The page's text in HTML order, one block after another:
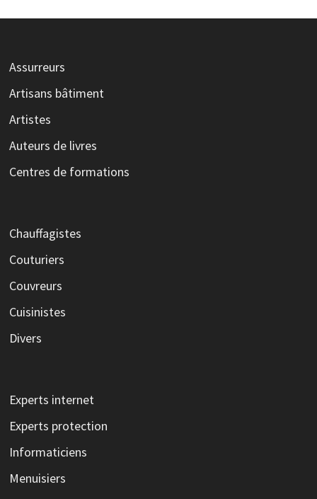
Assurreurs
Artisans bâtiment
Artistes
Auteurs de livres
Centres de formations
Chauffagistes
Couturiers
Couvreurs
Cuisinistes
Divers
Experts internet
Experts protection
Informaticiens
Menuisiers